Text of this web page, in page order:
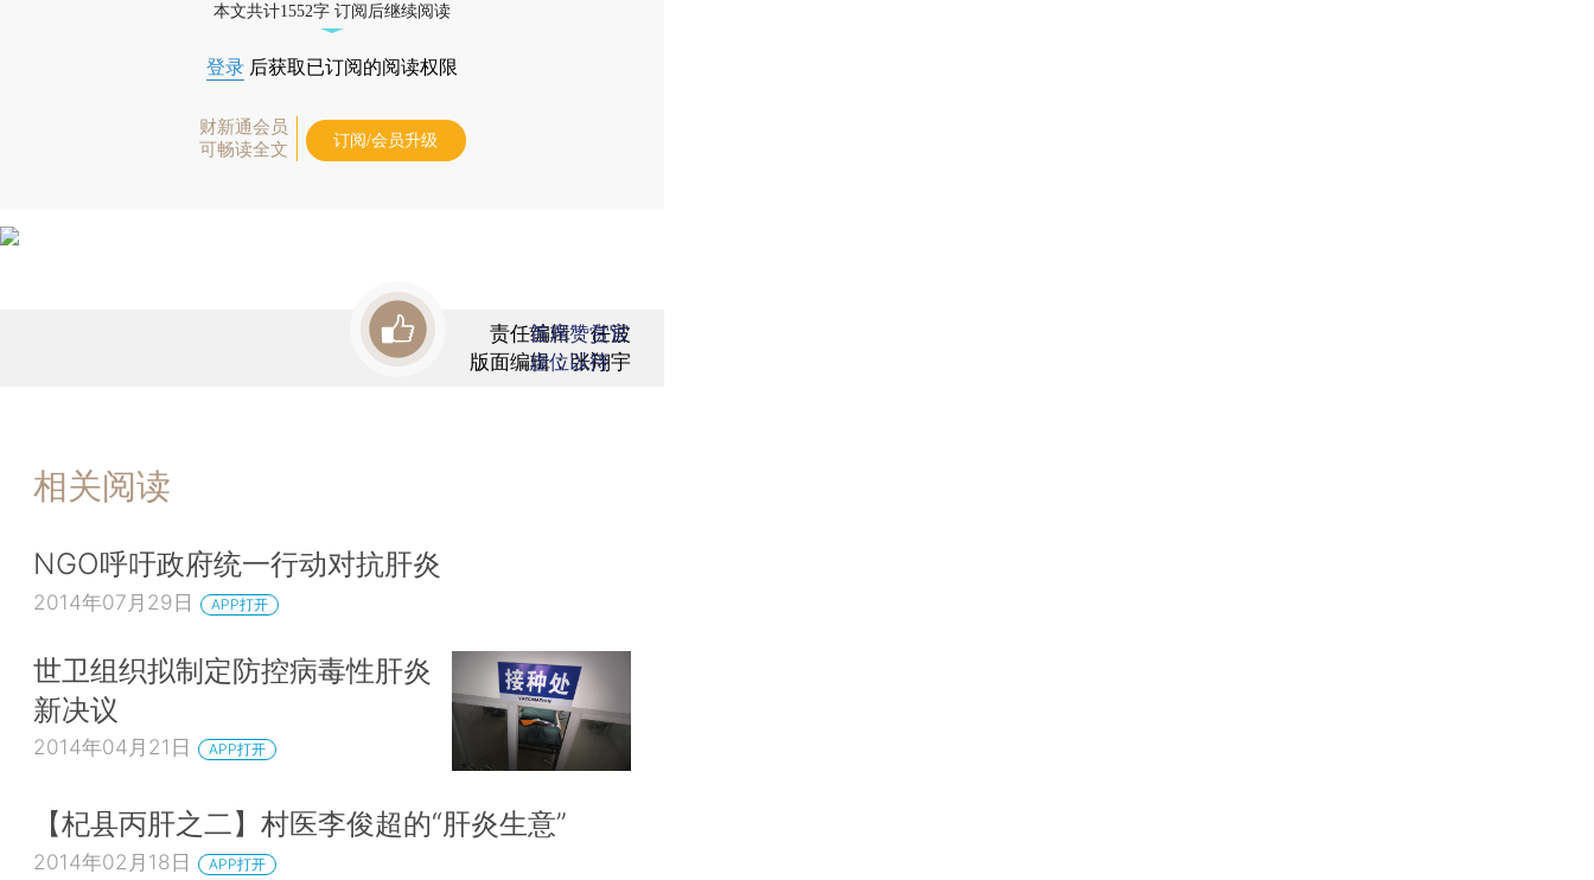
本文共计1552字 订阅后继续阅读
登录 后获取已订阅的阅读权限
财新通会员
可畅读全文
订阅/会员升级
责任编辑：任波
版面编辑：张翔宇
首席赞赏官
虚位以待
相关阅读
NGO呼吁政府统一行动对抗肝炎
2014年07月29日 APP打开
世卫组织拟制定防控病毒性肝炎
新决议
2014年04月21日 APP打开
【杞县丙肝之二】村医李俊超的“肝炎生意”
2014年02月18日 APP打开